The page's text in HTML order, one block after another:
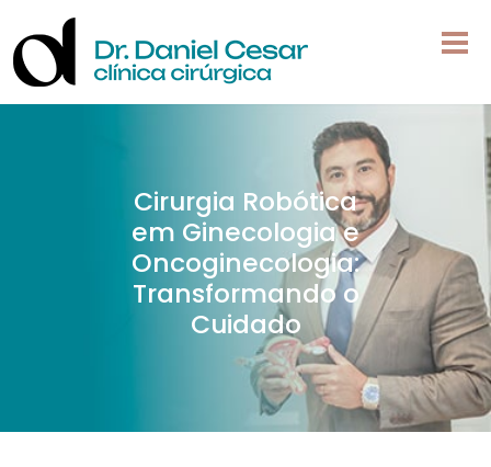
Cirurgia Robótica
em Ginecologia e
Oncoginecologia:
Transformando o
Cuidado